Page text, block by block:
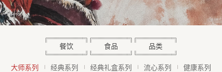
餐饮 食品 品类
大师系列 经典系列 经典礼盒系列 流心系列 健康系列